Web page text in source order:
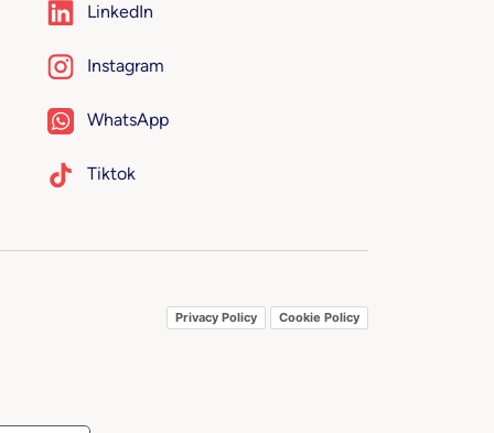
LinkedIn
Instagram
WhatsApp
Tiktok
Privacy Policy Cookie Policy